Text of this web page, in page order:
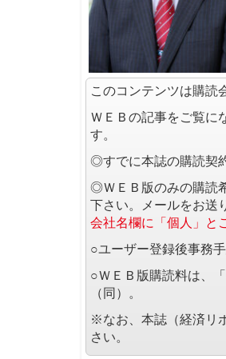
このコンテンツは購読
ＷＥＢの記事をご覧に
す。
◎すでに本誌の購読契
◎ＷＥＢ版のみの購読
下さい。メールをお送
会社名欄に「個人」と
○ユーザー登録後事務
○ＷＥＢ版購読料は、
（同）。
※なお、本誌（経済リ
さい。